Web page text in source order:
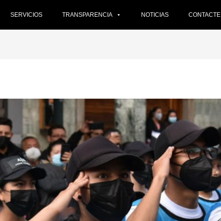
SERVICIOS TRANSPARENCIA NOTICIAS